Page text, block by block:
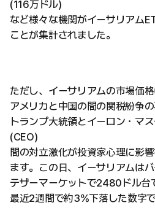
(116万ドル)
など様々な機関がイーサリアム
ことが集計されました。
ただし、イーサリアムの市場価
アメリカと中国の間の関税紛争
トランプ大統領とイーロン・マ
(CEO)
間の対立激化が投資家心理に影
ます。この日、イーサリアムはバ
テザーマーケットで2480ドル台
最近2週間で約3%下落した数字で